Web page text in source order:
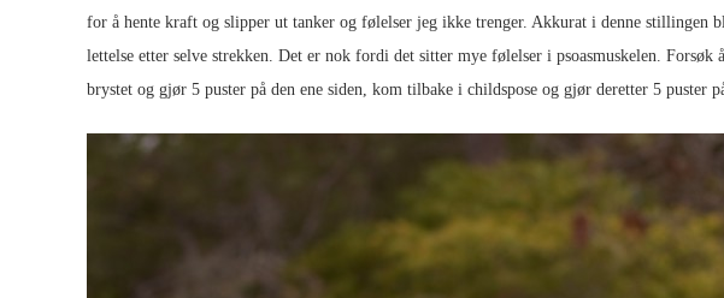
for å hente kraft og slipper ut tanker og følelser jeg ikke trenger. Akkurat i denne stillingen
lettelse etter selve strekken. Det er nok fordi det sitter mye følelser i psoasmuskelen. Forsøk
brystet og gjør 5 puster på den ene siden, kom tilbake i childspose og gjør deretter 5 puster